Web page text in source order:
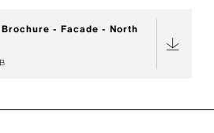
- Facade - North